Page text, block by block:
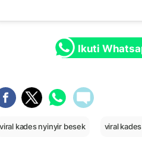
Ikuti
viral kades nyinyir besek viral